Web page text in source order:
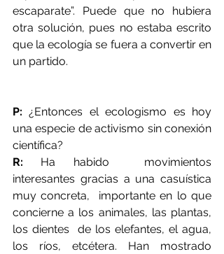
escaparate”. Puede que no hubiera
otra solución, pues no estaba escrito
que la ecología se fuera a convertir en
un partido.
P: ¿Entonces el ecologismo es hoy
una especie de ac­­tivismo sin conexión
científica?
R: Ha habido  movimientos
interesantes gracias a una casuística
muy concreta,  importante en lo que
concierne a los animales, las plantas,
los dientes  de los elefantes, el agua,
los ríos, etcétera. Han mostrado